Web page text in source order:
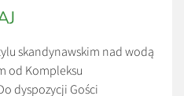
skandynawskim nad wodą
od Kompleksu
dyspozycji Gości